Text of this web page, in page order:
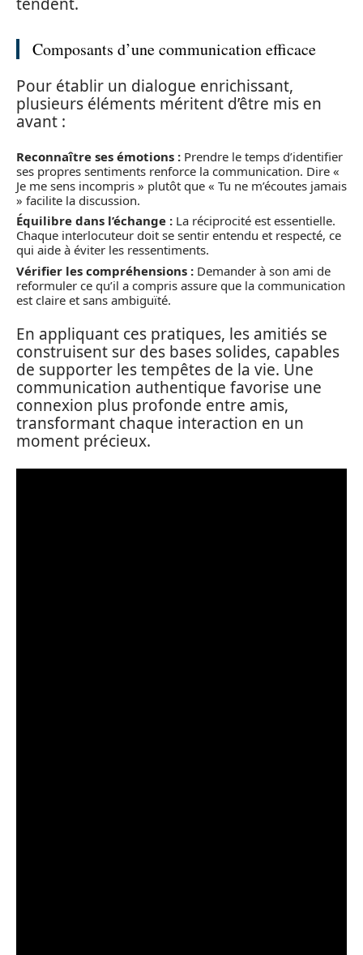
Composants d’une communication efficace
Pour établir un dialogue enrichissant,
plusieurs éléments méritent d’être mis en
avant :
Reconnaître ses émotions : Prendre le temps d’identifier
ses propres sentiments renforce la communication. Dire «
Je me sens incompris » plutôt que « Tu ne m’écoutes jamais
» facilite la discussion.
Équilibre dans l’échange : La réciprocité est essentielle.
Chaque interlocuteur doit se sentir entendu et respecté, ce
qui aide à éviter les ressentiments.
Vérifier les compréhensions : Demander à son ami de
reformuler ce qu’il a compris assure que la communication
est claire et sans ambiguïté.
En appliquant ces pratiques, les amitiés se
construisent sur des bases solides, capables
de supporter les tempêtes de la vie. Une
communication authentique favorise une
connexion plus profonde entre amis,
transformant chaque interaction en un
moment précieux.